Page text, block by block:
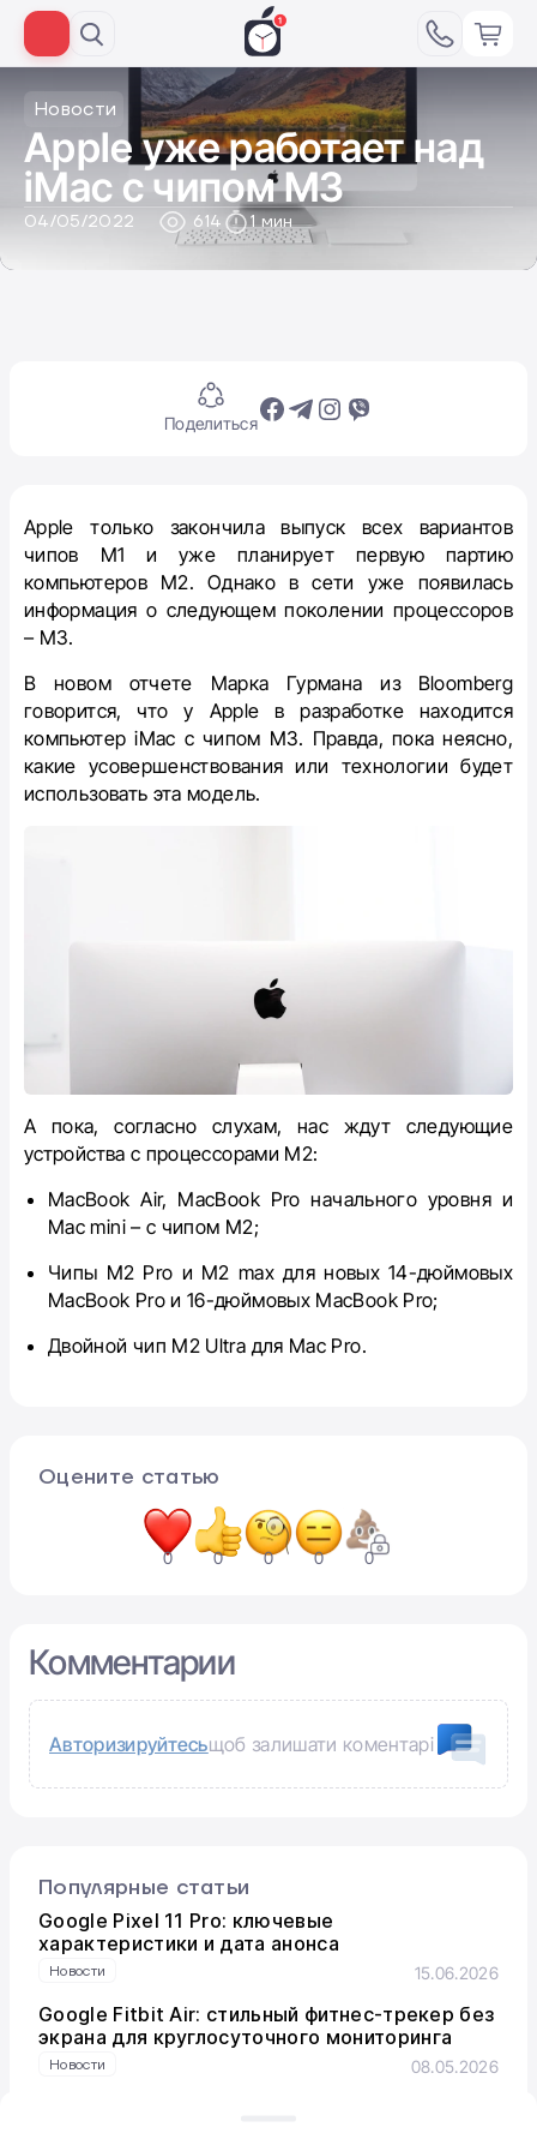
Новости
Apple уже работает над
iMac с чипом M3
04/05/2022 614 1 мин
Поделиться
Apple только закончила выпуск всех вариантов
чипов M1 и уже планирует первую партию
компьютеров M2. Однако в сети уже появилась
информация о следующем поколении процессоров
– M3.
В новом отчете Марка Гурмана из Bloomberg
говорится, что у Apple в разработке находится
компьютер iMac с чипом M3. Правда, пока неясно,
какие усовершенствования или технологии будет
использовать эта модель.
А пока, согласно слухам, нас ждут следующие
устройства с процессорами M2:
MacBook Air, MacBook Pro начального уровня и
Mac mini – с чипом M2;
Чипы M2 Pro и M2 max для новых 14-дюймовых
MacBook Pro и 16-дюймовых MacBook Pro;
Двойной чип M2 Ultra для Mac Pro.
Оцените статью
0 0 0 0 0
Комментарии
Авторизируйтесьщоб залишати коментарі
Популярные статьи
Google Pixel 11 Pro: ключевые
характеристики и дата анонса
Новости 15.06.2026
Google Fitbit Air: стильный фитнес-трекер без
экрана для круглосуточного мониторинга
Новости 08.05.2026